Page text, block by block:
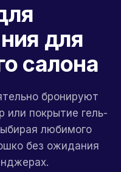
для
салона
бронируют
или покрытие гель-
любимого
без ожидания